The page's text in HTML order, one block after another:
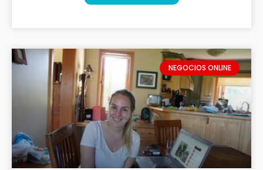
NEGOCIOS ONLINE